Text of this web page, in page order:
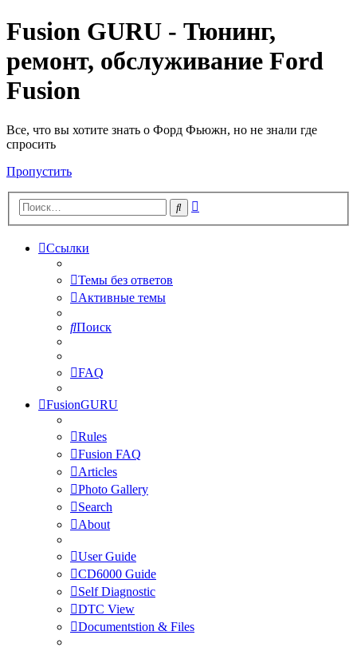
Fusion GURU - Тюнинг,
ремонт, обслуживание Ford
Fusion
Все, что вы хотите знать о Форд Фьюжн, но не знали где
спросить
Пропустить
Поиск
Ссылки
Темы без ответов
Активные темы
Поиск
FAQ
FusionGURU
Rules
Fusion FAQ
Articles
Photo Gallery
Search
About
User Guide
CD6000 Guide
Self Diagnostic
DTC View
Documentstion & Files